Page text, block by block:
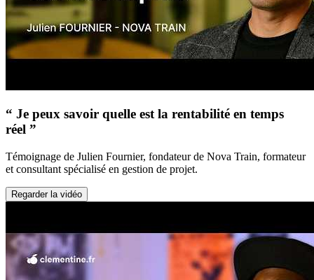
“ Je peux savoir quelle est la rentabilité en temps
réel ”
Témoignage de Julien Fournier, fondateur de Nova Train, formateur
et consultant spécialisé en gestion de projet.
Regarder la vidéo